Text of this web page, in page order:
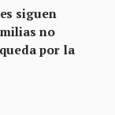
siguen
no
por la